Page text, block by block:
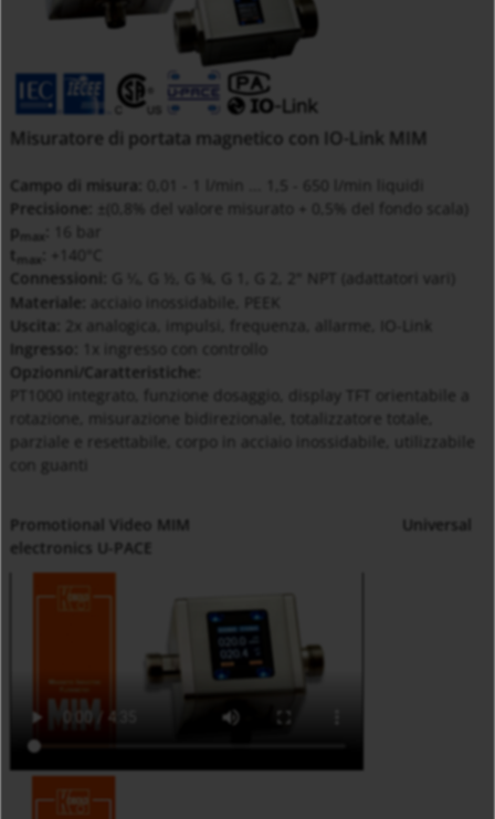
Misuratore di portata magnetico con IO-Link MIM
Campo di misura:
Precisione:
±(0,8% del valore misurato + 0,5% del fondo scala)
p
max
t
max
+140°C
Connessioni:
, G ½, G ¾, G 1, G 2, 2" NPT (adattatori vari)
Materiale:
acciaio inossidabile, PEEK
Uscita:
2x analogica, impulsi, frequenza, allarme, IO-Link
Ingresso:
1x ingresso con controllo
Opzionni/Caratteristiche:
PT1000 integrato, funzione dosaggio, display TFT orientabile a
con guanti
Promotional Video MIM
Universal
electronics U-PACE